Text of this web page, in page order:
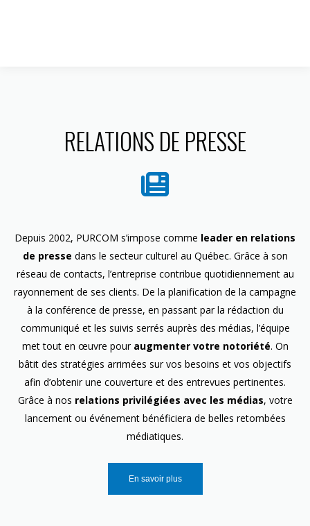
RELATIONS DE PRESSE
Depuis 2002, PURCOM s’impose comme leader en relations
de presse dans le secteur culturel au Québec. Grâce à son
réseau de contacts, l’entreprise contribue quotidiennement au
rayonnement de ses clients. De la planification de la campagne
à la conférence de presse, en passant par la rédaction du
communiqué et les suivis serrés auprès des médias, l’équipe
met tout en œuvre pour augmenter votre notoriété. On
bâtit des stratégies arrimées sur vos besoins et vos objectifs
afin d’obtenir une couverture et des entrevues pertinentes.
Grâce à nos relations privilégiées avec les médias, votre
lancement ou événement bénéficiera de belles retombées
médiatiques.
En savoir plus